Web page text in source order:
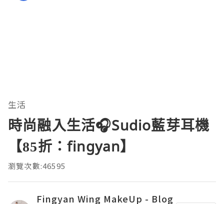
生活
時尚融入生活🎧Sudio藍芽耳機
【85折：fingyan】
瀏覽次數:46595
Fingyan Wing MakeUp - Blog